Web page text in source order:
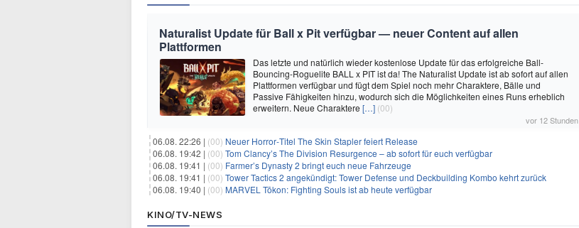
Naturalist Update für Ball x Pit verfügbar — neuer Content auf allen
Plattformen
Das letzte und natürlich wieder kostenlose Update für das erfolgreiche Ball-
Bouncing-Roguelite BALL x PIT ist da! The Naturalist Update ist ab sofort auf allen
Plattformen verfügbar und fügt dem Spiel noch mehr Charaktere, Bälle und
Passive Fähigkeiten hinzu, wodurch sich die Möglichkeiten eines Runs erheblich
erweitern. Neue Charaktere […] (00)
vor 12 Stunden
06.08. 22:26 | (00) Neuer Horror‑Titel The Skin Stapler feiert Release
06.08. 19:42 | (00) Tom Clancy’s The Division Resurgence – ab sofort für euch verfügbar
06.08. 19:41 | (00) Farmer’s Dynasty 2 bringt euch neue Fahrzeuge
06.08. 19:41 | (00) Tower Tactics 2 angekündigt: Tower Defense und Deckbuilding Kombo kehrt zurück
06.08. 19:40 | (00) MARVEL Tōkon: Fighting Souls ist ab heute verfügbar
KINO/TV-NEWS